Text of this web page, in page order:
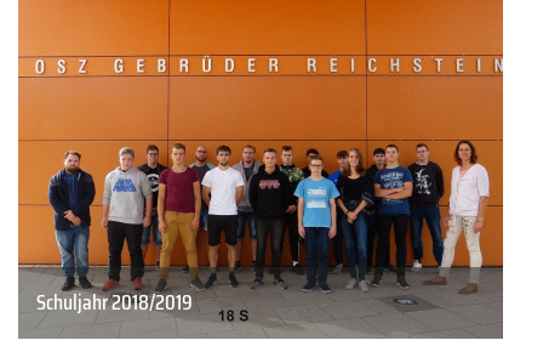
Schuljahr 2018/2019